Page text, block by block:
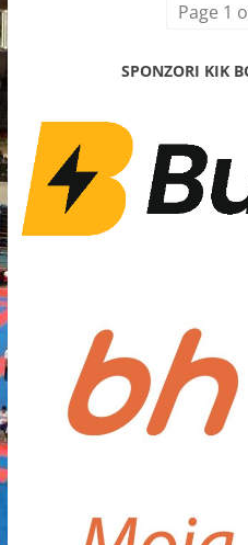
Page 1
SPONZORI KIK